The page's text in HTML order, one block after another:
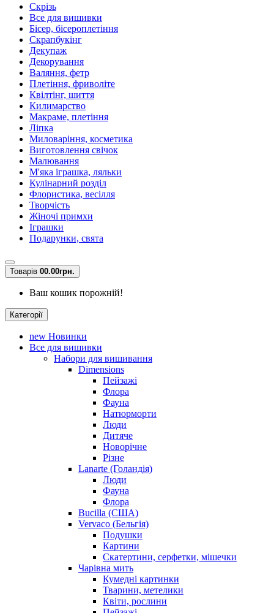
Скрізь
Все для вишивки
Бісер, бісероплетіння
Скрапбукінг
Декупаж
Декорування
Валяння, фетр
Плетіння, фриволіте
Квілтінг, шиття
Килимарство
Макраме, плетіння
Ліпка
Миловаріння, косметика
Виготовлення свічок
Малювання
М'яка іграшка, ляльки
Кулінарний розділ
Флористика, весілля
Творчість
Жіночі примхи
Іграшки
Подарунки, свята
Товарів 00.00грн.
Ваш кошик порожній!
Категорії
new Новинки
Все для вишивки
Набори для вишивання
Dimensions
Пейзажі
Флора
Фауна
Натюрморти
Люди
Дитяче
Новорічне
Різне
Lanarte (Голандія)
Люди
Фауна
Флора
Bucilla (США)
Vervaco (Бельгія)
Подушки
Картини
Скатертини, серфетки, мішечки
Чарiвна мить
Кумедні картинки
Тварини, метелики
Квіти, рослини